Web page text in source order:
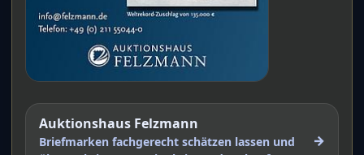
Auktionshaus Felzmann
Briefmarken fachgerecht schätzen lassen und
→